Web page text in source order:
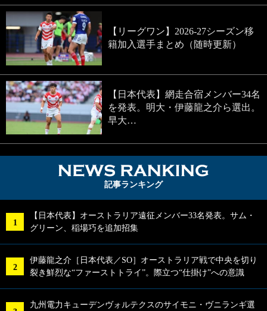
【リーグワン】2026-27シーズン移
籍加入選手まとめ（随時更新）
【日本代表】網走合宿メンバー34名
を発表。明大・伊藤龍之介ら選出。
早大…
記事ランキング
【日本代表】オーストラリア遠征メンバー33名発表。サム・
グリーン、稲場巧を追加招集
伊藤龍之介［日本代表／SO］オーストラリア戦で中央を切り
裂き鮮烈な“ファーストトライ”。際立つ“仕掛け”への意識
九州電力キューデンヴォルテクスのサイモニ・ヴニランギ選